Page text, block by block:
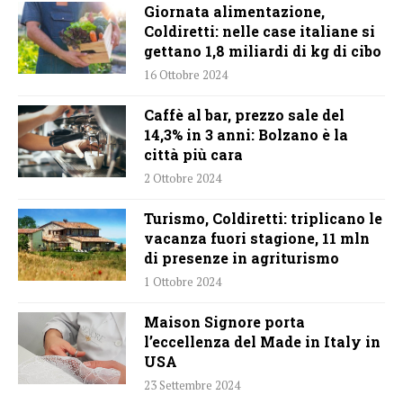
Giornata alimentazione,
Coldiretti: nelle case italiane si
gettano 1,8 miliardi di kg di cibo
16 Ottobre 2024
Caffè al bar, prezzo sale del
14,3% in 3 anni: Bolzano è la
città più cara
2 Ottobre 2024
Turismo, Coldiretti: triplicano le
vacanza fuori stagione, 11 mln
di presenze in agriturismo
1 Ottobre 2024
Maison Signore porta
l’eccellenza del Made in Italy in
USA
23 Settembre 2024